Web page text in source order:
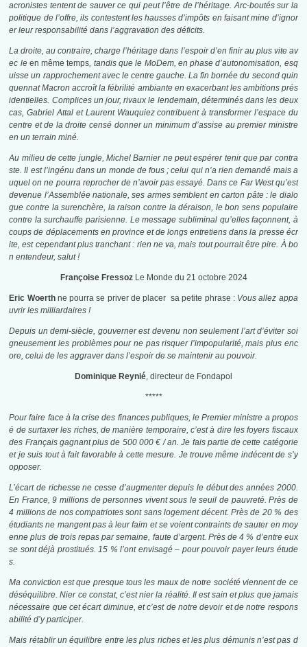
acronistes tentent de sauver ce qui peut l’être de l’héritage. Arc-boutés sur la
politique de l’offre, ils contestent les hausses d’impôts en faisant mine d’ignor
er leur responsabilité dans l’aggravation des déficits.
La droite, au contraire, charge l’héritage dans l’espoir d’en finir au plus vite av
ec le en même temps, tandis que le MoDem, en phase d’autonomisation, esq
uisse un rapprochement avec le centre gauche. La fin bornée du second quin
quennat Macron accroît la fébrilité ambiante en exacerbant les ambitions prés
identielles. Complices un jour, rivaux le lendemain, déterminés dans les deux
cas, Gabriel Attal et Laurent Wauquiez contribuent à transformer l’espace du
centre et de la droite censé donner un minimum d’assise au premier ministre
en un terrain miné.
Au milieu de cette jungle, Michel Barnier ne peut espérer tenir que par contra
ste. Il est l’ingénu dans un monde de fous ; celui qui n’a rien demandé mais a
uquel on ne pourra reprocher de n’avoir pas essayé. Dans ce Far West qu’est
devenue l’Assemblée nationale, ses armes semblent en carton pâte : le dialo
gue contre la surenchère, la raison contre la déraison, le bon sens populaire
contre la surchauffe parisienne. Le message subliminal qu’elles façonnent, à
coups de déplacements en province et de longs entretiens dans la presse écr
ite, est cependant plus tranchant : rien ne va, mais tout pourrait être pire. À bo
n entendeur, salut !
Françoise FressozLe Monde du 21 octobre 2024
Eric Woerthne pourra se priver de placer sa petite phrase : Vous allez appa
uvrir les milliardaires !
Depuis un demi-siècle, gouverner est devenu non seulement l’art d’éviter soi
gneusement les problèmes pour ne pas risquer l’impopularité, mais plus enc
ore, celui de les aggraver dans l’espoir de se maintenir au pouvoir.
Dominique Reynié, directeur de Fondapol
*****
Pour faire face à la crise des finances publiques, le Premier ministre a propos
é de surtaxer les riches, de manière temporaire, c’est à dire les foyers fiscaux
des Français gagnant plus de 500 000 € / an. Je fais partie de cette catégorie
et je suis tout à fait favorable à cette mesure. Je trouve même indécent de s’y
opposer.
L’écart de richesse ne cesse d’augmenter depuis le début des années 2000.
En France, 9 millions de personnes vivent sous le seuil de pauvreté. Près de
4 millions de nos compatriotes sont sans logement décent. Près de 20 % des
étudiants ne mangent pas à leur faim et se voient contraints de sauter en moy
enne plus de trois repas par semaine, faute d’argent. Près de 4 % d’entre eux
se sont déjà prostitués. 15 % l’ont envisagé – pour pouvoir payer leurs étude
s.
Ma conviction est que presque tous les maux de notre société viennent de ce
déséquilibre. Nier ce constat, c’est nier la réalité. Il est sain et plus que jamais
nécessaire que cet écart diminue, et c’est de notre devoir et de notre respons
abilité d’y participer.
Mais rétablir un équilibre entre les plus riches et les plus démunis n’est pas d